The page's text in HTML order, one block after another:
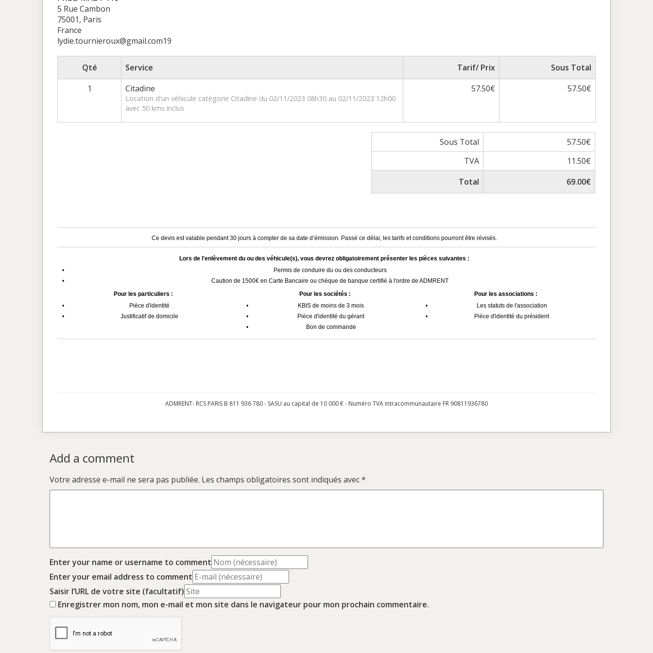
5 Rue Cambon
75001, Paris
France
lydie.tournieroux@gmail.com19
Qté Service Tarif/ Prix
Sous Total
1
Citadine
Location d'un véhicule catégorie Citadine du 02/11/2023 08h30 au 02/11/2023 12h00
avec 50 kms inclus
57.50€ 57.50€
Sous Total
57.50€
TVA
11.50€
Total
69.00€
Ce devis est valable pendant 30 jours à compter de sa date d’émission. Passé ce délai, les tarifs et conditions pourront être révisés.
Lors de l'enlèvement du ou des véhicule(s), vous devrez obligatoirement présenter les pièces suivantes :
•
Permis de conduire du ou des conducteurs
•
Caution de 1500€ en Carte Bancaire ou chèque de banque certifié à l'ordre de ADMRENT
Pour les particuliers :
•
Pièce d'identité
•
Justificatif de domicile
Pour les sociétés :
•
KBIS de moins de 3 mois
•
Pièce d'identité du gérant
•
Bon de commande
Pour les associations :
•
Les statuts de l'association
•
Pièce d'identité du président
ADMRENT- RCS PARIS B 811 936 780 - SASU au capital de 10 000 € - Numéro TVA intracommunautaire FR 90811936780
Add a comment
Votre adresse e-mail ne sera pas publiée. Les champs obligatoires sont indiqués avec*
Enter your name or username to comment
Enter your email address to comment
Saisir l’URL de votre site (facultatif)
Enregistrer mon nom, mon e-mail et mon site dans le navigateur pour mon prochain commentaire.